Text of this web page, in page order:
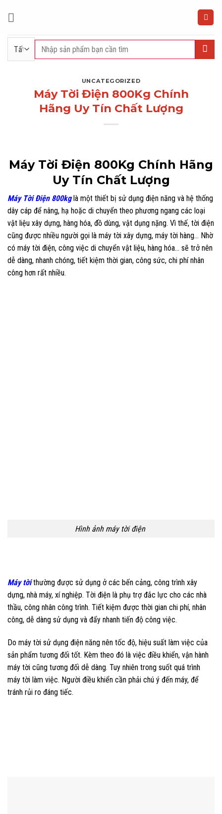
Tìm
UNCATEGORIZED
Máy Tời Điện 800Kg Chính
Hãng Uy Tín Chất Lượng
Máy Tời Điện 800Kg Chính Hãng
Uy Tín Chất Lượng
Máy Tời Điện 800kglà một thiết bị sử dụng điện năng và hệ thống
dây cáp để nâng, hạ hoặc di chuyển theo phương ngang các loại
vật liệu xây dựng, hàng hóa, đồ dùng, vật dụng nặng. Vì thế, tời điện
cũng được nhiều người gọi là máy tời xây dựng, máy tời hàng… Nhờ
có máy tời điện, công việc di chuyển vật liệu, hàng hóa… sẽ trở nên
dễ dàng, nhanh chóng, tiết kiệm thời gian, công sức, chi phí nhân
công hơn rất nhiều.
Hình ảnh máy tời điện
Máy tờithường được sử dụng ở các bến cảng, công trình xây
dựng, nhà máy, xí nghiệp. Tời điện là phụ trợ đắc lực cho các nhà
thầu, công nhân công trình. Tiết kiệm được thời gian chi phí, nhân
công, dễ dàng sử dụng và đẩy nhanh tiến độ công việc.
Do máy tời sử dụng điện năng nên tốc độ, hiệu suất làm việc của
sản phẩm tương đối tốt. Kèm theo đó là việc điều khiển, vận hành
máy tời cũng tương đối dễ dàng. Tuy nhiên trong suốt quá trình
máy tời làm việc. Người điều khiển cần phải chú ý đến máy, để
tránh rủi ro đáng tiếc.